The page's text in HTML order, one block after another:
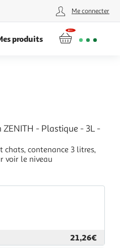
Me connecter
produits
- Plastique - 3L -
chats, contenance 3 litres,
voir le niveau
21,26€